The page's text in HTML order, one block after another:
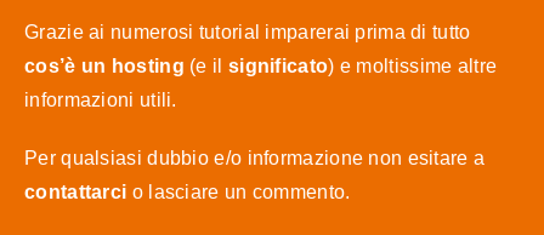
Grazie ai numerosi tutorial imparerai prima di tutto
cos’è un hosting (e il significato) e moltissime altre
informazioni utili.
Per qualsiasi dubbio e/o informazione non esitare a
contattarci o lasciare un commento.